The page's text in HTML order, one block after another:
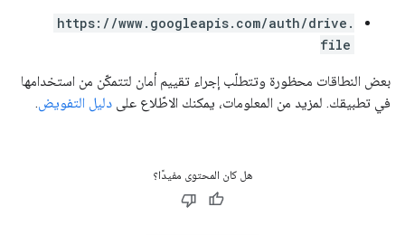
https://www.googleapis.com/auth/drive.
file
بعض النطاقات محظورة وتتطلّب إجراء تقييم أمان لتتمكّن من استخدامها
في تطبيقك. لمزيد من المعلومات، يمكنك الاطّلاع على دليل التفويض.
هل كان المحتوى مفيدًا؟